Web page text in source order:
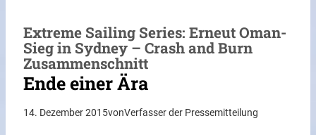
Extreme Sailing Series: Erneut Oman-
Sieg in Sydney – Crash and Burn
Zusammenschnitt
Ende einer Ära
14. Dezember 2015vonVerfasser der Pressemitteilung